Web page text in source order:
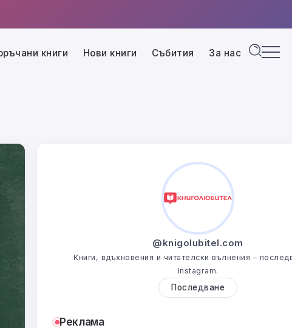
книги Нови книги Събития За нас
@knigolubitel.com
Книги, вдъхновения и читателски вълнения –
Instagram.
Последване
Реклама